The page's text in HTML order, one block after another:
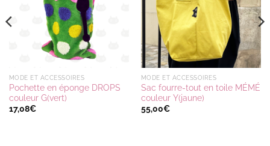
MODE ET ACCESSOIRES
Pochette en éponge DROPS
couleur G(vert)
17,08€
MODE ET ACCESSOIRES
Sac fourre-tout en toile MÉMÉ
couleur Y(jaune)
55,00€